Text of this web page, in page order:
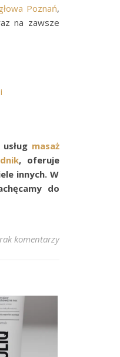
Poznań,
na zawsze
masaż
, oferuje
innych. W
do
komentarzy